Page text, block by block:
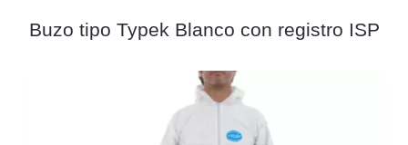
Buzo tipo Typek Blanco con registro ISP